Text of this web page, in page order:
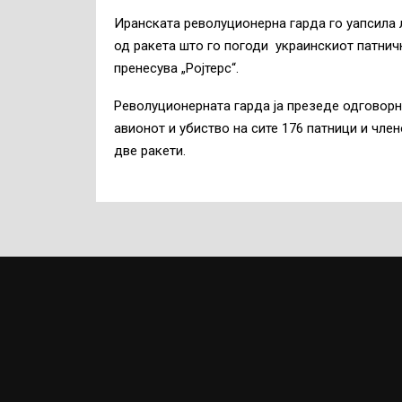
Иранската револуционерна гарда го
од ракета што го погоди украинскиот
пренесува „Ројтерс“.
Револуционерната гарда ја презеде
авионот и убиство на сите 176 патници и
две ракети.